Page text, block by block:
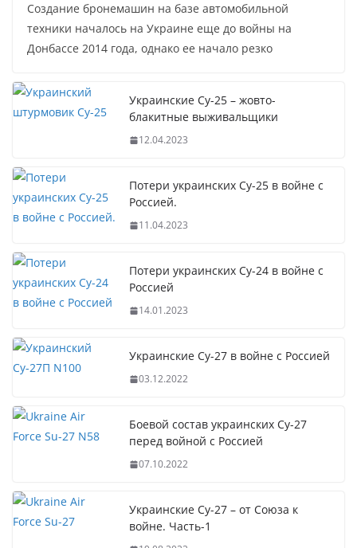
Создание бронемашин на базе автомобильной
техники началось на Украине еще до войны на
Донбассе 2014 года, однако ее начало резко
Украинские Су-25 – жовто-
блакитные выживальщики
12.04.2023
Потери украинских Су-25 в войне с
Россией.
11.04.2023
Потери украинских Су-24 в войне с
Россией
14.01.2023
Украинские Су-27 в войне с Россией
03.12.2022
Боевой состав украинских Су-27
перед войной с Россией
07.10.2022
Украинские Су-27 – от Союза к
войне. Часть-1